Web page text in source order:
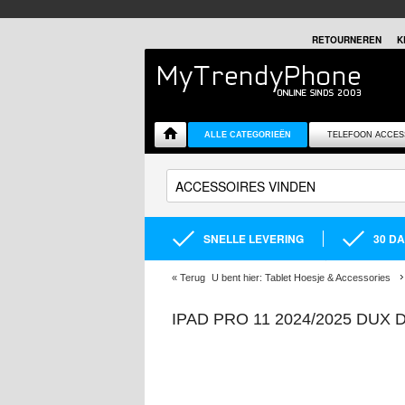
RETOURNEREN
ALLE CATEGORIEËN TELEFOON
SNELLE LEVERING 30
« Terug U bent hier: Tablet Hoesje & Accessories
IPAD PRO 11 2024/2025 DUX